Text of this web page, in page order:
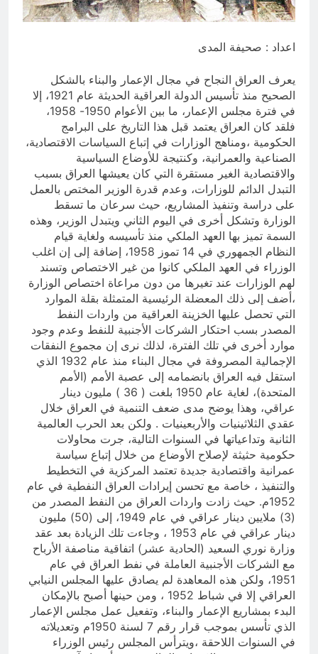
7 ساعات Ago
اعداد : صحيفة المدى
يعرف العراق النجاح في مجال الإعمار والبناء بالشكل
الصحيح منذ تأسيس الدولة العراقية الحديثة عام 1921، إلا
في فترة مجلس الإعمار، ما بين الأعوام 1950- 1958،
فلقد كان العراق يعتمد قبل هذا التاريخ على البرامج
الحكومية ،ومناهج الوزارات في إتباع السياسات الاقتصادية،
الصناعية والعمرانية، وكنتيجة للأوضاع السياسية
والاقتصادية الغير مستقرة التي كان يعيشها العراق بسبب
التبدل الدائم للوزارات، وعدم قدرة الوزير المختص بالعمل
على دراسة وتنفيذ المشاريع، حيث سرعان ما تسقط
الوزارة وتشكل أخرى في اليوم الثاني ويتبدل الوزير، وهذه
السمة تميز بها العهد الملكي منذ تأسيسه ولغاية قيام
النظام الجمهوري في 14 تموز 1958، إضافة إلى إن اغلب
الوزراء في العهد الملكي كانوا من غير الاختصاص وتسند
لهم الوزارات عند تغيرها من دون مراعاة اختصاص الوزارة
،أضف إلى ذلك المعضلة الرئيسية المتمثلة بقلة الموارد
التي تحصل عليها الخزينة العراقية من واردات النفط
المصدر بسب احتكار الشركات الأجنبية للنفط وعدم وجود
موارد أخرى في تلك الفترة، لذلك نرى إن مجموع النفقات
الإجمالية المصروفة في مجال البناء منذ عام 1932 الذي
استقل فيه العراق بانضمامه إلى عصبة الأمم (الأمم
المتحدة)، لغاية عام 1950 بلغت ( 36 ) مليون دينار
عراقي، وهذا يوضح مدى ضعف التنمية في العراق خلال
عقدي الثلاثينيات والأربعينيات . ولكن بعد الحرب العالمية
الثانية وتداعياتها في السنوات التالية، جرت محاولات
حكومية حثيثة لإصلاح الأوضاع من خلال إتباع سياسة
عمرانية واقتصادية جديدة تعتمد المركزية في التخطيط
والتنفيذ ، خاصة مع تحسن إيرادات العراق النفطية في عام
1952م. حيث زادت واردات العراق من النفط المصدر من
(3) ملايين دينار عراقي في عام 1949، إلى (50) مليون
دينار عراقي في عام 1953 ، وجاءت تلك الزيادة بعد عقد
وزارة نوري السعيد (الحادية عشر) اتفاقية مناصفة الأرباح
مع الشركات الأجنبية العاملة في نفط العراق في عام
1951، ولكن هذه المعاهدة لم يصادق عليها المجلس النيابي
العراقي إلا في شباط 1952 ، ومن حينها أصبح بالإمكان
البدء بمشاريع الإعمار والبناء، وتفعيل عمل مجلس الإعمار
الذي تأسس بموجب قرار رقم 7 لسنة 1950م وتعديلاته
في السنوات اللاحقة ،ويترأس المجلس رئيس الوزراء